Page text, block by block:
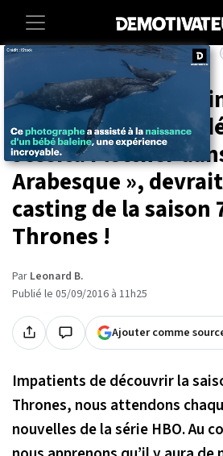
Entertainment Series
Angela Lansbury,
culte de l'écrivain-
Jessica Fletcher
Arabesque »,
casting de la saison
Thrones !
Par Leonard B.
Publié le 05/09/2016 à 11h25
Ajouter comme
Impatients de découvrir la
Thrones, nous attendons
nouvelles de la série HBO. Au